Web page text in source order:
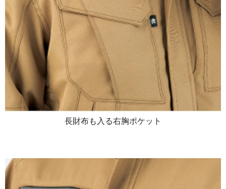
長財布も入る右胸ポケット